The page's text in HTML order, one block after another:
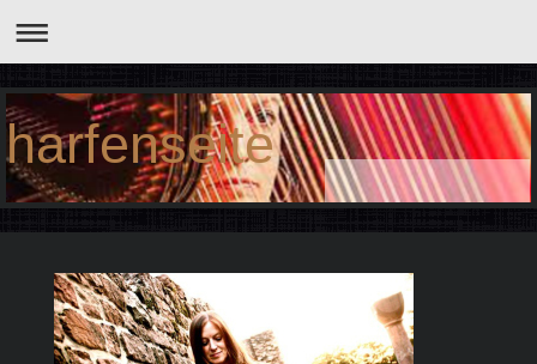
harfenseite